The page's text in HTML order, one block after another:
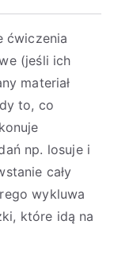
ćwiczenia
(jeśli ich
materiał
to, co
np. losuje i
cały
wykluwa
które idą na